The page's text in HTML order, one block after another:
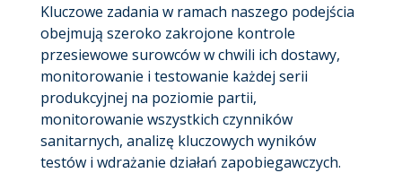
Kluczowe zadania w ramach naszego podejścia
obejmują szeroko zakrojone kontrole
przesiewowe surowców w chwili ich dostawy,
monitorowanie i testowanie każdej serii
produkcyjnej na poziomie partii,
monitorowanie wszystkich czynników
sanitarnych, analizę kluczowych wyników
testów i wdrażanie działań zapobiegawczych.